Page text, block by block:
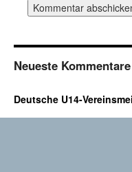
Neueste Kommentare
Deutsche U14-